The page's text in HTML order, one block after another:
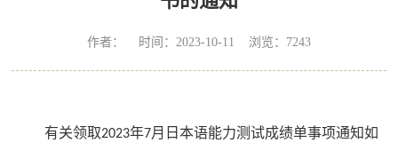
作者： 时间：2023-10-11 浏览： 7243
有关领取2023年7月日本语能力测试成绩单事项通知如